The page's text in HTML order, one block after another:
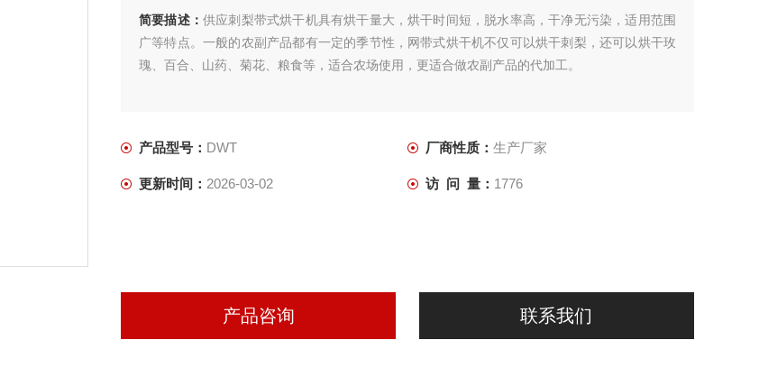
简要描述： 供应刺梨带式烘干机具有烘干量大，烘干时间短，脱水率高，干净无污染，适用范围
广等特点。一般的农副产品都有一定的季节性，网带式烘干机不仅可以烘干刺梨，还可以烘干玫
瑰、百合、山药、菊花、粮食等，适合农场使用，更适合做农副产品的代加工。
产品型号： DWT 厂商性质： 生产厂家
更新时间： 2026-03-02 访 问 量： 1776
产品咨询 联系我们